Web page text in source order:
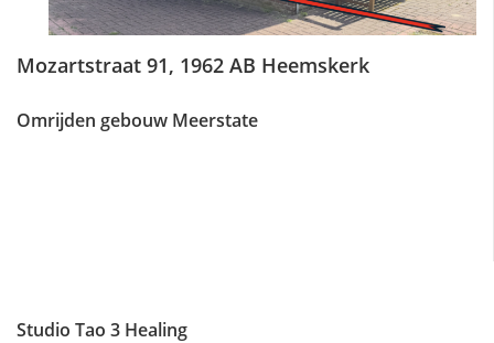
Mozartstraat 91, 1962 AB Heemskerk
Omrijden gebouw Meerstate
Studio Tao 3 Healing